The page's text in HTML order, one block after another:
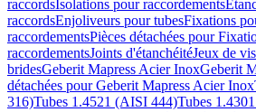
raccordsIsolations pour raccordements
raccordsEnjoliveurs pour tubesFixations
raccordementsPièces détachées pour
raccordementsJoints d'étanchéitéJeux de
bridesGeberit Mapress Acier InoxGeberit
détachées pour Geberit Mapress Acier Inox
316)Tubes 1.4521 (AISI 444)Tubes